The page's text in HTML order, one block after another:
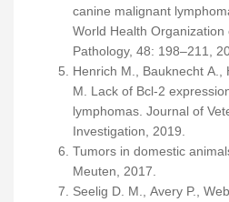
canine malignant
World Health Organization
Pathology, 48: 198–211,
Henrich M., Bauknecht A.,
M. Lack of Bcl-2
lymphomas. Journal of
Investigation, 2019.
Tumors in domestic
Meuten, 2017.
Seelig D. M., Avery P.,